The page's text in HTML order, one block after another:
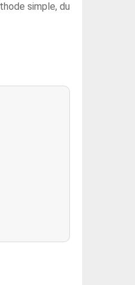
simple, du